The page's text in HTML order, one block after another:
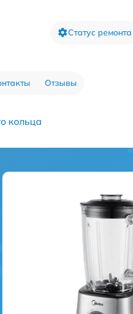
Статус ремонта
Отзывы
кольца